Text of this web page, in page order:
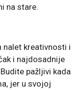
na stare.
nalet kreativnosti i
i najdosadnije
pažljivi kada
jer u svojoj